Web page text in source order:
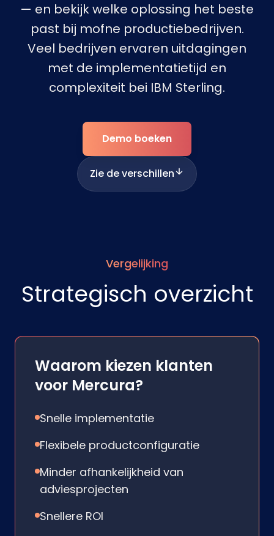
— en bekijk welke oplossing het beste
past bij mofne productiebedrijven.
Veel bedrijven ervaren uitdagingen
met de implementatietijd en
complexiteit bei IBM Sterling.
Demo boeken
Zie de verschillen
Vergelijking
Strategisch overzicht
Waarom kiezen klanten
voor Mercura?
Snelle implementatie
Flexibele productconfiguratie
Minder afhankelijkheid van
adviesprojecten
Snellere ROI